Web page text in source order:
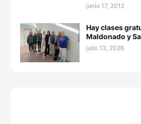
junio 17, 2012
Hay clases
Maldonado y
julio 13, 2026